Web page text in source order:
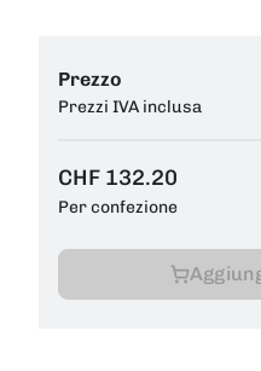
Prezzo
Prezzi IVA inclusa
CHF 132.20
Per confezione